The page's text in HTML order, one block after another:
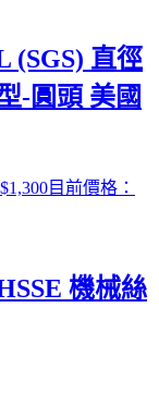
(SGS) 直徑
-圓頭 美國
1,300目前價格：
機械絲